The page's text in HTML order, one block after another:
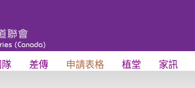
差傳 申請表格 植堂 家訊